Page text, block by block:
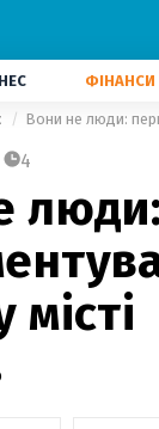
ФІНАНСИ
Вони не люди:
4
місті